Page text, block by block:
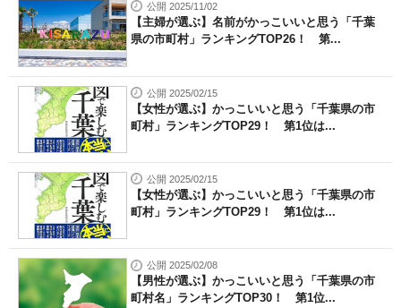
公開 2025/11/02
【主婦が選ぶ】名前がかっこいいと思う「千葉
県の市町村」ランキングTOP26！ 第...
公開 2025/02/15
【女性が選ぶ】かっこいいと思う「千葉県の市
町村」ランキングTOP29！ 第1位は...
公開 2025/02/15
【女性が選ぶ】かっこいいと思う「千葉県の市
町村」ランキングTOP29！ 第1位は...
公開 2025/02/08
【男性が選ぶ】かっこいいと思う「千葉県の市
町村名」ランキングTOP30！ 第1位...